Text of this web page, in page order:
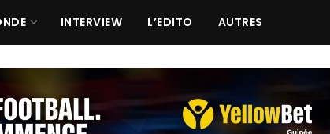
INTERVIEW L’EDITO AUTRES